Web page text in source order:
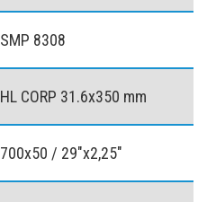
SMP 8308
HL CORP 31.6x350 mm
700x50 / 29"x2,25"